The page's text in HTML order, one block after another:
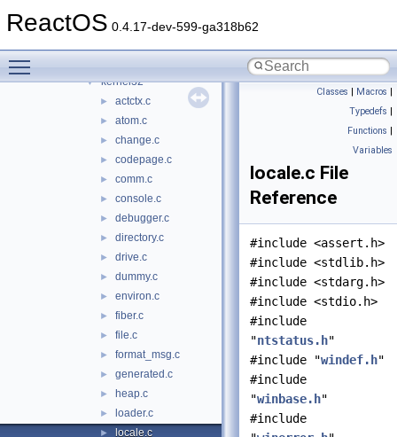
ReactOS 0.4.17-dev-599-ga318b62
► iphlpapi
▼ kernel32
► actctx.c
► atom.c
► change.c
► codepage.c
► comm.c
► console.c
► debugger.c
► directory.c
► drive.c
► dummy.c
► environ.c
► fiber.c
► file.c
► format_msg.c
► generated.c
► heap.c
► loader.c
► locale.c
Classes | Macros |
Typedefs |
Functions |
Variables
locale.c File
Reference
#include <assert.h>
#include <stdlib.h>
#include <stdarg.h>
#include <stdio.h>
#include
"ntstatus.h"
#include "windef.h"
#include
"winbase.h"
#include